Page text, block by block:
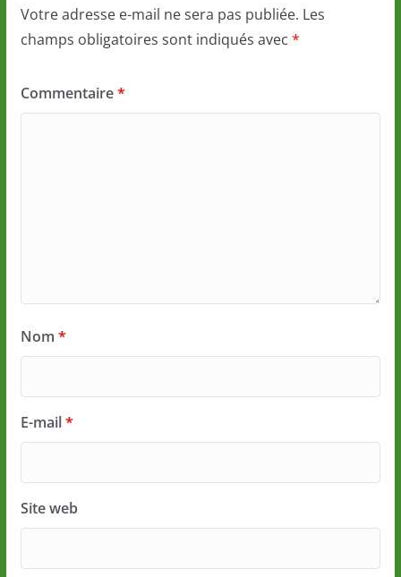
Votre adresse e-mail ne sera pas publiée. Les
champs obligatoires sont indiqués avec *
Commentaire*
Nom *
E-mail*
Site web